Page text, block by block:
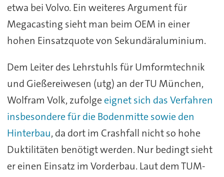
etwa bei Volvo. Ein weiteres Argument für
Megacasting sieht man beim OEM in einer
hohen Einsatzquote von Sekundäraluminium.
Dem Leiter des Lehrstuhls für Umformtechnik
und Gießereiwesen (utg) an der TU München,
Wolfram Volk, zufolge eignet sich das Verfahren
insbesondere für die Bodenmitte sowie den
Hinterbau, da dort im Crashfall nicht so hohe
Duktilitäten benötigt werden. Nur bedingt sieht
er einen Einsatz im Vorderbau. Laut dem TUM-